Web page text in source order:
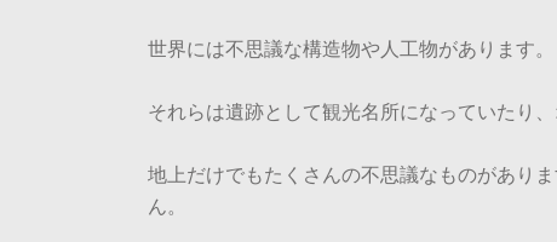
世界には不思議な構造物や人工物があります。
それらは遺跡として観光名所になっていたり
地上だけでもたくさんの不思議なものがあり
ん。